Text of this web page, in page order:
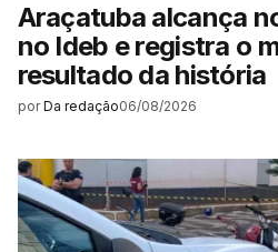
Araçatuba alcança
no Ideb e registra o
resultado da história
por Da redação06/08/2026